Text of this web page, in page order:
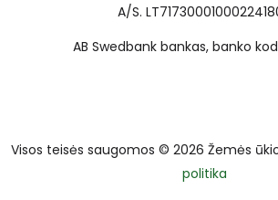
A/S.
AB Swedbank bankas, banko
Visos teisės saugomos © 2026 Žemės
politika